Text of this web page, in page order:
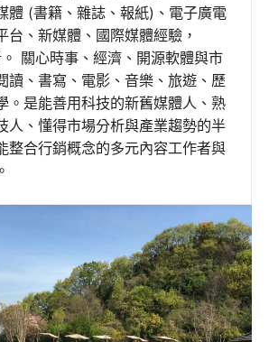
體 (書籍、雜誌、報紙)、電子廣電
台、新媒體、國際媒體經驗，
關心時事、經濟、開源軟體與市
讀、書寫、電影、音樂、旅遊、歷
。是能善用科技的新舊媒體人、熟
人、懂得市場分析與產業趨勢的半
整合行銷概念的多元內容工作者與